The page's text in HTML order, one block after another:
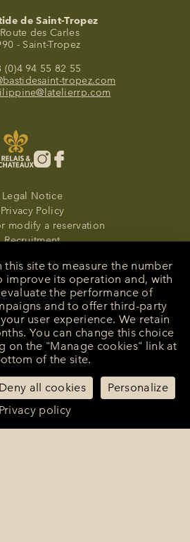
de Saint-Tropez
des Carles
- Saint-Tropez
(0)4 94 55 82 55
tropez.com
Legal Notice
Privacy Policy
modify a reservation
Recruitment
Presse
cookies
English
to people with reduced mobility
de Saint-Tropez © 2026
reserved. Design & réalisation :
this site to measure the number
improve its operation and, with
the performance of
and to offer third-party
user experience. We retain
You can change this choice
on the "Manage cookies" link at
of the site.
Deny all cookies
Personalize
Privacy policy